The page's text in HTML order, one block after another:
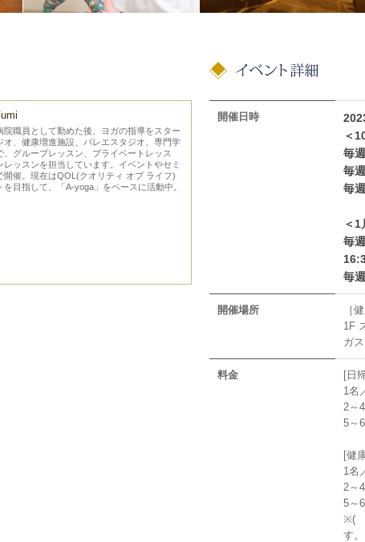
院職員として勤めた後、ヨガの指導をスター
オ、健康増進施設、バレエスタジオ、専門学
、グループレッスン、プライベートレッス
レッスンを担当しています。イベントやセミ
開催。現在はQOL(クオリティ オブ ライフ)
を目指して、「A-yoga」をベースに活動中。
開催日時
＜
毎
毎
毎
＜1
毎
毎
開催場所
［
1F
ガ
料金
[日
1名
2～
5～
[健
1名
2～
5～
※( )
す。